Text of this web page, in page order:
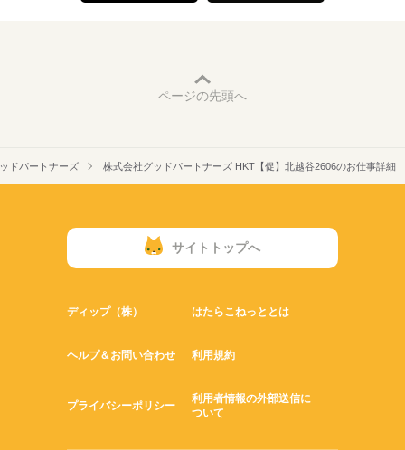
ページの先頭へ
ドパートナーズ 株式会社グッドパートナーズ HKT【促】北越谷2606のお仕事詳細
サイトトップへ
ディップ（株） はたらこねっととは
ヘルプ＆お問い合わせ 利用規約
プライバシーポリシー
利用者情報の外部送信に
ついて